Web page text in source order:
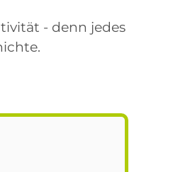
- denn jedes